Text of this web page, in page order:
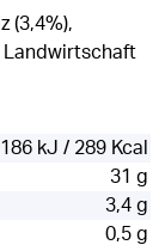
(3,4%),
Landwirtschaft
kJ / 289 Kcal
31 g
3,4 g
0,5 g